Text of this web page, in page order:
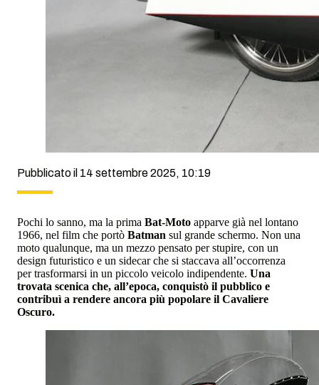
Pubblicato il 14 settembre 2025, 10:19
Pochi lo sanno, ma la prima Bat-Moto apparve già nel lontano
1966, nel film che portò Batman sul grande schermo. Non una
moto qualunque, ma un mezzo pensato per stupire, con un
design futuristico e un sidecar che si staccava all’occorrenza
per trasformarsi in un piccolo veicolo indipendente. Una
trovata scenica che, all’epoca, conquistò il pubblico e
contribuì a rendere ancora più popolare il Cavaliere
Oscuro.